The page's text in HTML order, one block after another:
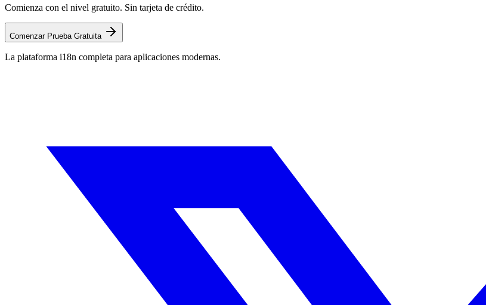
Comienza con el nivel gratuito. Sin tarjeta de crédito.
Comenzar Prueba Gratuita
La plataforma i18n completa para aplicaciones modernas.